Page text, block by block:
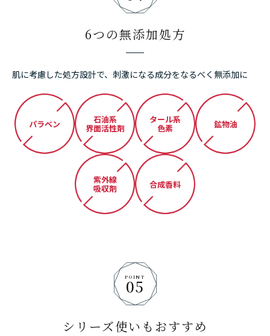
6つの無添加処方
肌に考慮した処方設計で、刺激になる成分をなるべく無添加に
パラベン 石油系
界面活性剤
タール系
色素 鉱物油
紫外線
吸収剤 合成香料
POINT
05
シリーズ使いもおすすめ